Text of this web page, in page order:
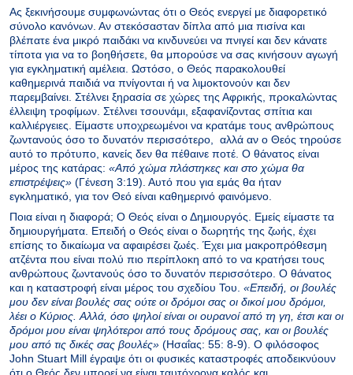
Ας ξεκινήσουμε συμφωνώντας ότι ο Θεός ενεργεί με διαφορετικό
σύνολο κανόνων. Αν στεκόσασταν δίπλα από μια πισίνα και
βλέπατε ένα μικρό παιδάκι να κινδυνεύει να πνιγεί και δεν κάνατε
τίποτα για να το βοηθήσετε, θα μπορούσε να σας κινήσουν αγωγή
για εγκληματική αμέλεια. Ωστόσο, ο Θεός παρακολουθεί
καθημερινά παιδιά να πνίγονται ή να λιμοκτονούν και δεν
παρεμβαίνει. Στέλνει ξηρασία σε χώρες της Αφρικής, προκαλώντας
έλλειψη τροφίμων. Στέλνει τσουνάμι, εξαφανίζοντας σπίτια και
καλλιέργειες. Είμαστε υποχρεωμένοι να κρατάμε τους ανθρώπους
ζωντανούς όσο το δυνατόν περισσότερο, αλλά αν ο Θεός τηρούσε
αυτό το πρότυπο, κανείς δεν θα πέθαινε ποτέ. Ο θάνατος είναι
μέρος της κατάρας: «Από χώμα πλάστηκες και στο χώμα θα
επιστρέψεις» (Γένεση 3:19). Αυτό που για εμάς θα ήταν
εγκληματικό, για τον Θεό είναι καθημερινό φαινόμενο.
Ποια είναι η διαφορά; Ο Θεός είναι ο Δημιουργός. Εμείς είμαστε τα
δημιουργήματα. Επειδή ο Θεός είναι ο δωρητής της ζωής, έχει
επίσης το δικαίωμα να αφαιρέσει ζωές. Έχει μια μακροπρόθεσμη
ατζέντα που είναι πολύ πιο περίπλοκη από το να κρατήσει τους
ανθρώπους ζωντανούς όσο το δυνατόν περισσότερο. Ο θάνατος
και η καταστροφή είναι μέρος του σχεδίου Του. «Eπειδή, oι βoυλές
μoυ δεν είναι βoυλές σας oύτε oι δρόμoι σας oι δικοί μου δρόμoι,
λέει o Kύριoς. Aλλά, όσo ψηλoί είναι oι oυρανoί από τη γη, έτσι και oι
δρόμoι μoυ είναι ψηλότερoι από τoυς δρόμoυς σας, και oι βoυλές
μoυ από τις δικές σας βoυλές» (Ησαΐας: 55: 8-9). Ο φιλόσοφος
John Stuart Mill έγραψε ότι οι φυσικές καταστροφές αποδεικνύουν
ότι ο Θεός δεν μπορεί να είναι ταυτόχρονα καλός και